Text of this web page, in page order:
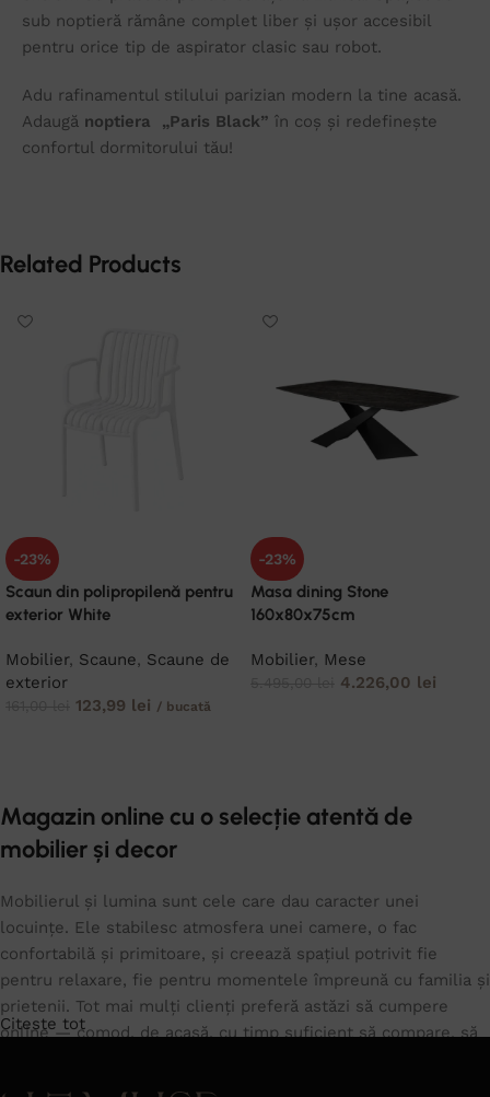
sub noptieră rămâne complet liber și ușor accesibil
pentru orice tip de aspirator clasic sau robot.
Adu rafinamentul stilului parizian modern la tine acasă.
Adaugă noptiera „Paris Black” în coș și redefinește
confortul dormitorului tău!
Related Products
-23%
Scaun din polipropilenă pentru
exterior White
Mobilier, Scaune, Scaune de
exterior
123,99 lei / bucată
-23%
Masa dining Stone
160x80x75cm
Mobilier, Mese
4.226,00 lei
Magazin online cu o selecție atentă de
mobilier și decor
Mobilierul și lumina sunt cele care dau caracter unei
locuințe. Ele stabilesc atmosfera unei camere, o fac
confortabilă și primitoare, și creează spațiul potrivit fie
pentru relaxare, fie pentru momentele împreună cu familia și
prietenii. Tot mai mulți clienți preferă astăzi să cumpere
online — comod, de acasă, cu timp suficient să compare, să
Citeste tot